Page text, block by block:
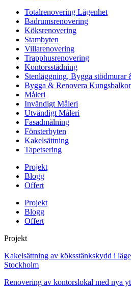
Totalrenovering Lägenhet
Badrumsrenovering
Köksrenovering
Stambyten
Villarenovering
Trapphusrenovering
Kontorsstädning
Stenläggning, Bygga stödmurar
Bygga & Renovera
Måleri
Invändigt Måleri
Utvändigt Måleri
Fasadmålning
Fönsterbyten
Kakelsättning
Tapetsering
Projekt
Blogg
Offert
Projekt
Blogg
Offert
Projekt
Kakelsättning av köksstänkskydd i
Stockholm
Renovering av kontorslokal med nya